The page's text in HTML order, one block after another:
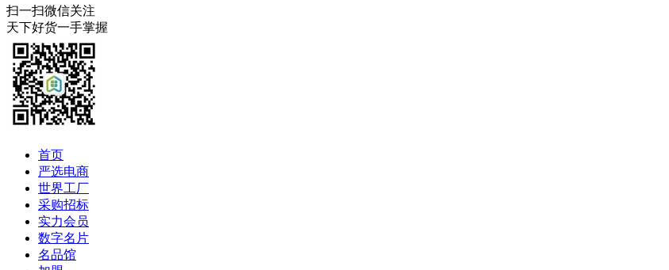
扫一扫微信关注
天下好货一手掌握
首页
严选电商
世界工厂
采购招标
实力会员
数字名片
名品馆